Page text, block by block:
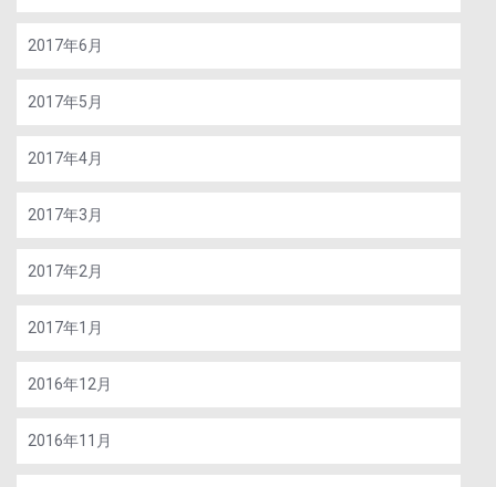
2017年6月
2017年5月
2017年4月
2017年3月
2017年2月
2017年1月
2016年12月
2016年11月